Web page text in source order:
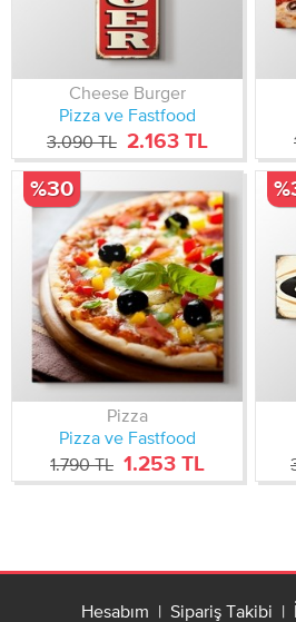
Cheese Burger
Pizza ve Fastfood
3.090 TL 2.163 TL
Pizza
Pizza ve Fastfood
1.790 TL 1.253 TL
%30
Hesabım | Sipariş Takibi |